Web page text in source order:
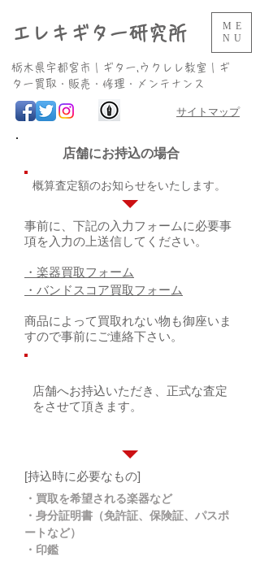
エレキギター研究所
サイトマップ
​栃木県宇都宮市｜ギター,ウクレレ教室｜ギ
ター買取・販売・修理・メンテナンス
ME
NU
店舗にお持込の場合
概算査定額のお知らせをいたします。
事前に、下記の入力フォームに必要事
項を入力の上送信してください。
・楽器買取フォーム
・バンドスコア買取フォーム
商品によって買取れない物も御座いま
すので事前にご連絡下さい。
店舗へお持込いただき、正式な査定
をさせて頂きます。
[持込時に必要なもの]
・買取を希望される楽器など
・身分証明書（免許証、保険証、パスポ
ートなど）
・印鑑